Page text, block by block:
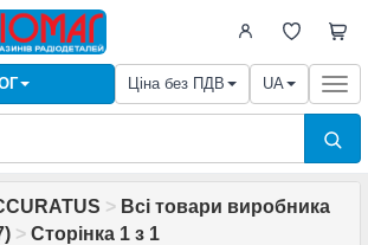
Ціна без ПДВ UA
> Всі товари виробника
> Сторінка 1 з 1